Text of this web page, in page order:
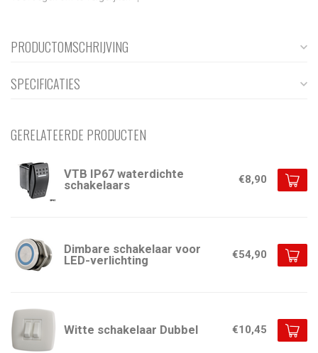
PRODUCTOMSCHRIJVING
SPECIFICATIES
GERELATEERDE PRODUCTEN
VTB IP67 waterdichte
schakelaars
€8,90
Dimbare schakelaar voor
LED-verlichting
€54,90
Witte schakelaar Dubbel €10,45